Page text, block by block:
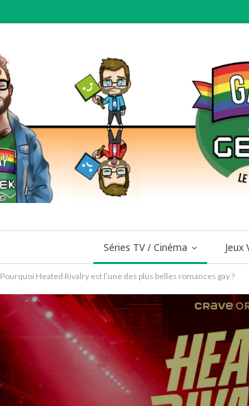
Séries TV / Cinéma Jeux
Pourquoi Heated Rivalry est l’une des plus belles romances gay ?